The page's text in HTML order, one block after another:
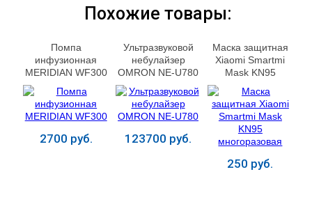
Похожие товары:
Помпа
инфузионная
MERIDIAN WF300
2700 руб.
Ультразвуковой
небулайзер
OMRON NE-U780
123700 руб.
Маска защитная
Хiaomi Smartmi
Mask KN95
250 руб.